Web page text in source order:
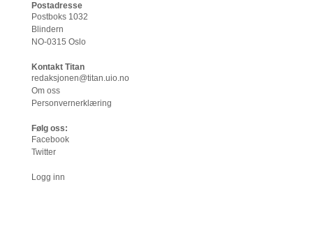
Postadresse
Postboks 1032
Blindern
NO-0315 Oslo
Kontakt Titan
redaksjonen@titan.uio.no
Om oss
Personvernerklæring
Følg oss:
Facebook
Twitter
Logg inn